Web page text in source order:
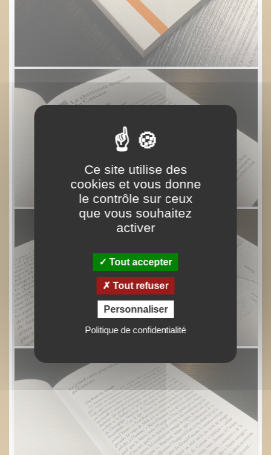
Ce site utilise des
cookies et vous donne
le contrôle sur ceux
que vous souhaitez
activer
Tout accepter
Tout refuser
Personnaliser
Politique de confidentialité